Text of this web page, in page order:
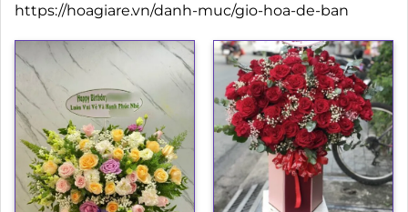
https://hoagiare.vn/danh-muc/gio-hoa-de-ban